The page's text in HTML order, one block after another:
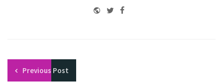
WebsiteTwitterFacebook
Previous Post